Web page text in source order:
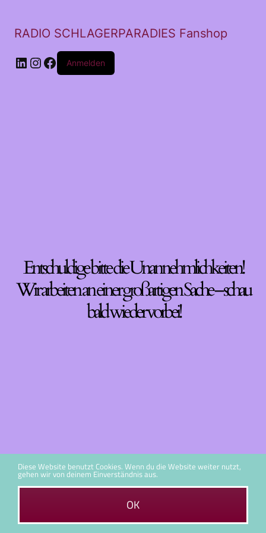
RADIO SCHLAGERPARADIES Fanshop
LinkedIn
Instagram
Facebook
Anmelden
Entschuldige bitte die Unannehmlichkeiten!
Wir arbeiten an einer großartigen Sache – schau
bald wieder vorbei!
Diese Website benutzt Cookies. Wenn du die Website weiter nutzt,
gehen wir von deinem Einverständnis aus.
OK